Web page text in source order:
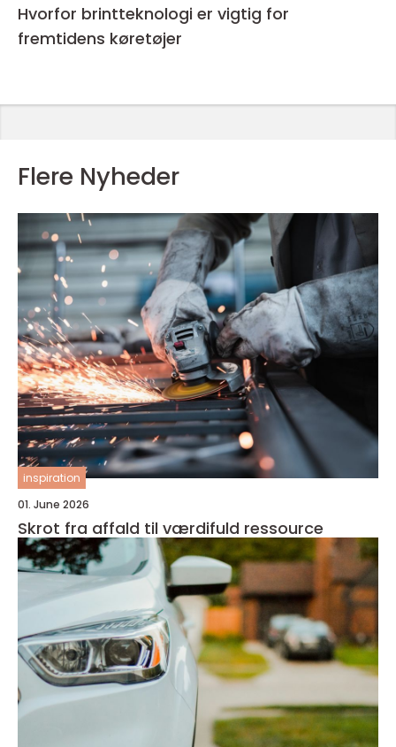
Hvorfor brintteknologi er vigtig for
fremtidens køretøjer
Flere Nyheder
inspiration
01. June 2026
Skrot fra affald til værdifuld ressource